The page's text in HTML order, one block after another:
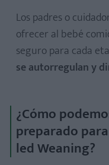
Los padres o
ofrecer al bebé
seguro para cada
se autorregulan y
¿Cómo
preparado
led Weaning?